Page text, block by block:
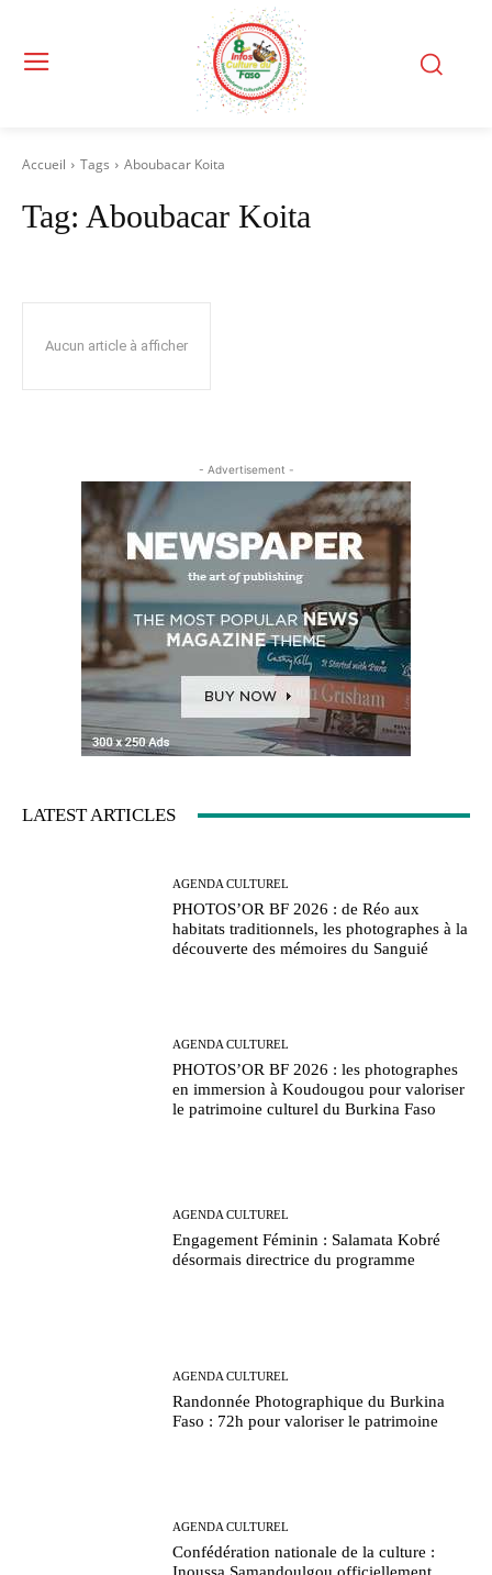
Accueil Tags Aboubacar Koita
Tag: Aboubacar Koita
Aucun article à afficher
- Advertisement -
LATEST ARTICLES
AGENDA CULTUREL
PHOTOS’OR BF 2026 : de Réo aux
habitats traditionnels, les photographes à la
découverte des mémoires du Sanguié
AGENDA CULTUREL
PHOTOS’OR BF 2026 : les photographes
en immersion à Koudougou pour valoriser
le patrimoine culturel du Burkina Faso
AGENDA CULTUREL
Engagement Féminin : Salamata Kobré
désormais directrice du programme
AGENDA CULTUREL
Randonnée Photographique du Burkina
Faso : 72h pour valoriser le patrimoine
AGENDA CULTUREL
Confédération nationale de la culture :